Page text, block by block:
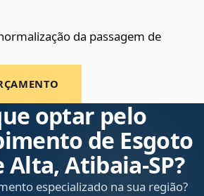
da passagem de
optar pelo
de Esgoto
Atibaia‑SP?
especializado na sua região?